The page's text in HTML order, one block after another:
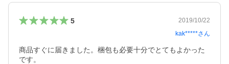
5
2019/10/22
kak*****さん
商品すぐに届きました。梱包も必要十分でとてもよかった
です。